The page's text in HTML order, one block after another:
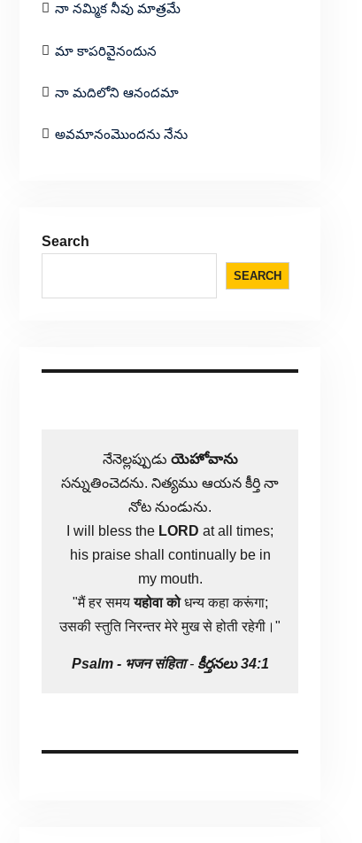
నా నమ్మిక నీవు మాత్రమే
మా కాపరివైనందున
నా మదిలోని ఆనందమా
అవమానంమొందను నేను
Search
SEARCH
నేనెల్లప్పుడు యెహోవాను
సన్నుతించెదను. నిత్యము ఆయన కీర్తి నా
నోట నుండును.
I will bless the LORD at all times;
his praise shall continually be in
my mouth.
"मैं हर समययहोवा कोधन्य कहा करूंगा;
उसकी स्तुति निरन्तर मेरे मुख से होती रहेगी।"
Psalm - भजन संहिता- కీర్తనలు 34:1